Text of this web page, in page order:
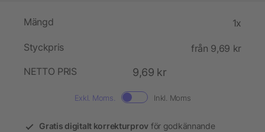
Mängd 1x
Styckpris
från 9,69 kr
NETTO PRIS
9,69 kr
Exkl. Moms. Inkl. Moms
Gratis digitalt korrekturprov för godkännande